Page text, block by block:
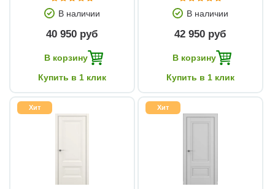
В наличии
40 950 руб
В корзину
Купить в 1 клик
В наличии
42 950 руб
В корзину
Купить в 1 клик
Хит Хит